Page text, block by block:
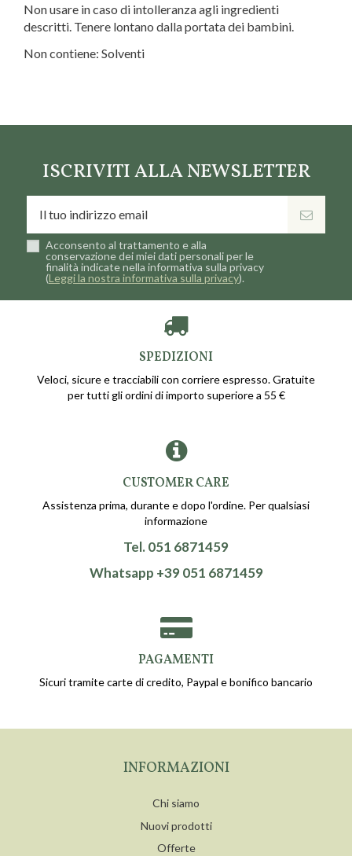
Non usare in caso di intolleranza agli ingredienti
descritti. Tenere lontano dalla portata dei bambini.
Non contiene: Solventi
ISCRIVITI ALLA NEWSLETTER
Acconsento al trattamento e alla
conservazione dei miei dati personali per le
finalità indicate nella informativa sulla privacy
(Leggi la nostra informativa sulla privacy).
SPEDIZIONI
Veloci, sicure e tracciabili con corriere espresso. Gratuite
per tutti gli ordini di importo superiore a 55 €
CUSTOMER CARE
Assistenza prima, durante e dopo l'ordine. Per qualsiasi
informazione
Tel. 051 6871459
Whatsapp +39 051 6871459
PAGAMENTI
Sicuri tramite carte di credito, Paypal e bonifico bancario
INFORMAZIONI
Chi siamo
Nuovi prodotti
Offerte